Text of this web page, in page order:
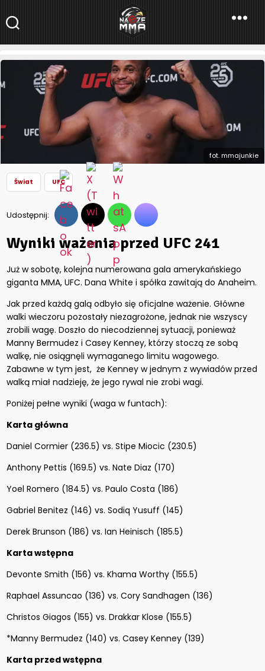
NaszeMMA
NaszeMMA.pl»Aktualności»Świat»UFC»Wyniki ważenia przed
UFC 241
fot. mmajunkie
Świat UFC
Udostępnij:
Wyniki ważenia przed UFC 241
Już w sobotę, kolejna numerowana gala amerykańskiego
giganta MMA, UFC. Dana White i spółka zawitają do Anaheim.
Jak przed każdą galą odbyło się oficjalne ważenie. Główne
walki wieczoru pozostały niezagrożone, jednak nie wszyscy
zrobili wagę. Doszło do niecodziennej sytuacji, ponieważ
Manny Bermudez i Casey Kenney, którzy stoczą ze sobą
walkę, nie osiągnęli wymaganego limitu wagowego.
Zabawne w tym jest, że Kenney w jednym z wywiadów przed
walką miał nadzieję, że jego rywal nie zrobi wagi.
Poniżej pełne wyniki (waga w funtach):
Karta główna
Daniel Cormier (236.5) vs. Stipe Miocic (230.5)
Anthony Pettis (169.5) vs. Nate Diaz (170)
Yoel Romero (184.5) vs. Paulo Costa (186)
Gabriel Benitez (146) vs. Sodiq Yusuff (145)
Derek Brunson (186) vs. Ian Heinisch (185.5)
Karta wstępna
Devonte Smith (156) vs. Khama Worthy (155.5)
Raphael Assuncao (136) vs. Cory Sandhagen (136)
Christos Giagos (155) vs. Drakkar Klose (155.5)
*Manny Bermudez (140) vs. Casey Kenney (139)
Karta przed wstępna